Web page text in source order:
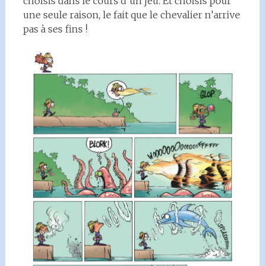
une seule raison, le fait que le chevalier n’arrive
pas à ses fins !